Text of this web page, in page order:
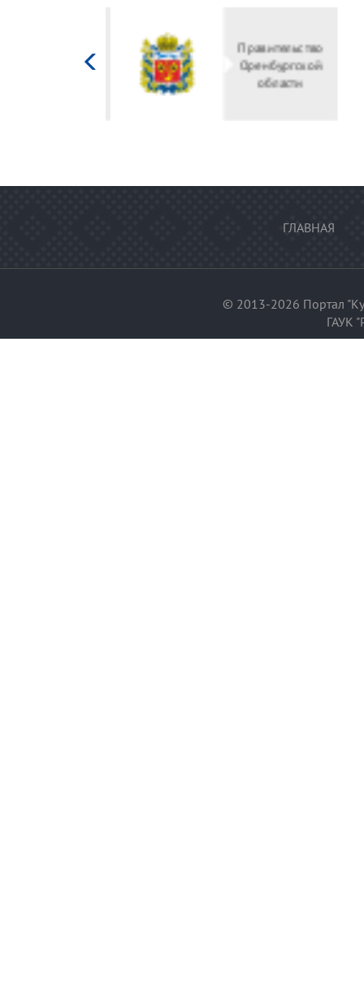
культуры
Российской
федерации
ГЛАВНАЯ
© 2013-2026 Портал
ГАУК